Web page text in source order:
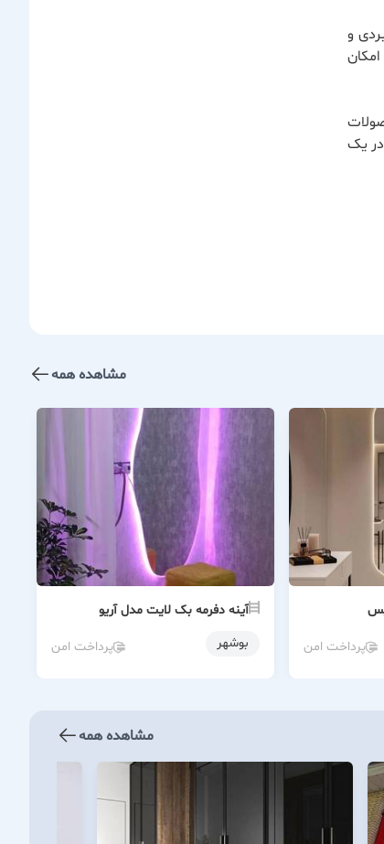
و
و امکان
در یک
مشاهده همه
پرداخت امن
آینه دفرمه بک لایت مدل آریو
بوشهر
پرداخت امن
مشاهده همه